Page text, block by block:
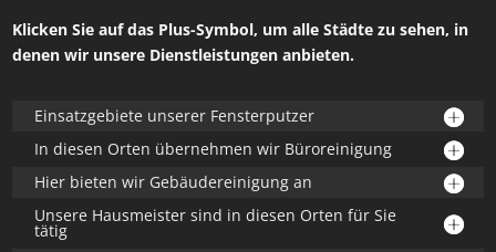
Klicken Sie auf das Plus-Symbol, um alle Städte zu sehen, in
denen wir unsere Dienstleistungen anbieten.
Einsatzgebiete unserer Fensterputzer
In diesen Orten übernehmen wir Büroreinigung
Hier bieten wir Gebäudereinigung an
Unsere Hausmeister sind in diesen Orten für Sie
tätig